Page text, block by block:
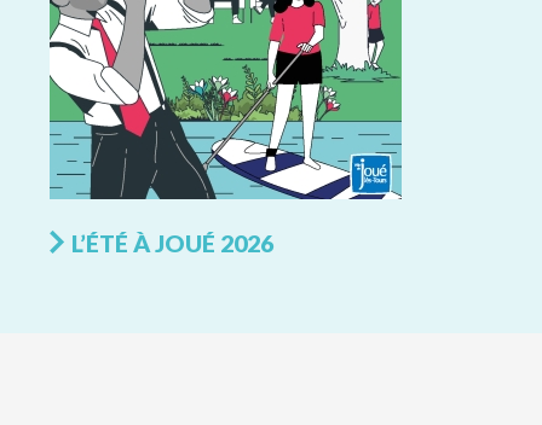
L’ÉTÉ À JOUÉ 2026